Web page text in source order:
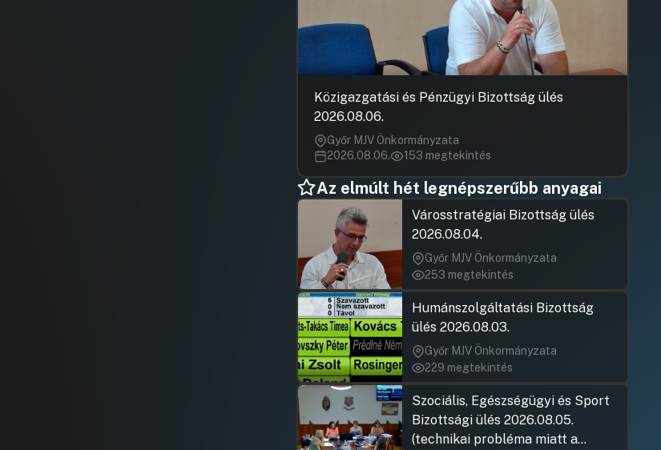
Közigazgatási és Pénzügyi Bizottság ülés
2026.08.06.
Győr MJV Önkormányzata
2026.08.06.
153 megtekintés
Az elmúlt hét legnépszerűbb anyagai
Városstratégiai Bizottság ülés
2026.08.04.
Győr MJV Önkormányzata
253 megtekintés
Humánszolgáltatási Bizottság
ülés 2026.08.03.
Győr MJV Önkormányzata
229 megtekintés
Szociális, Egészségügyi és Sport
Bizottsági ülés 2026.08.05.
(technikai probléma miatt a